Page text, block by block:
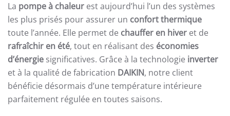
La pompe à chaleur est aujourd’hui l’un des systèmes
les plus prisés pour assurer un confort thermique
toute l’année. Elle permet de chauffer en hiver et de
rafraîchir en été, tout en réalisant des économies
d’énergie significatives. Grâce à la technologie inverter
et à la qualité de fabrication DAIKIN, notre client
bénéficie désormais d’une température intérieure
parfaitement régulée en toutes saisons.